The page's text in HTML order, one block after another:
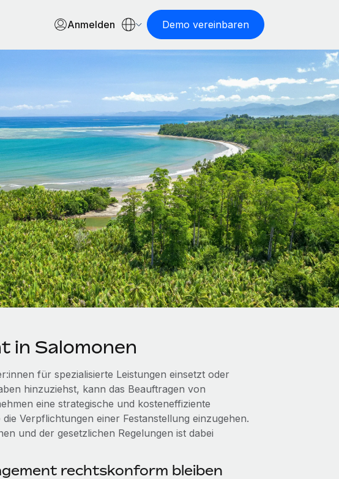
Anmelden Demo vereinbaren
in Salomonen
für spezialisierte Leistungen einsetzt oder
hinzuziehst, kann das Beauftragen von
eine strategische und kosteneffiziente
Verpflichtungen einer Festanstellung einzugehen.
und der gesetzlichen Regelungen ist dabei
rechtskonform bleiben